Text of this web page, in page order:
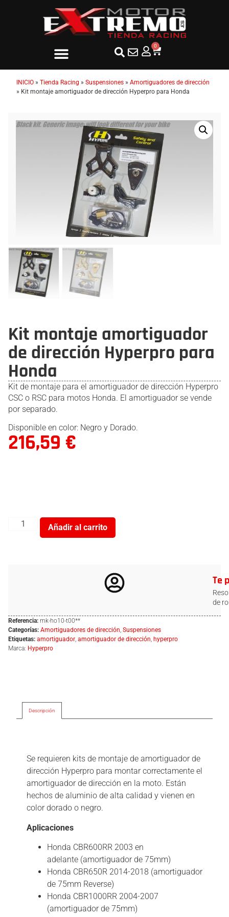
0
INICIO » Tienda Racing » Suspensiones » Amortiguadores de dirección
» Kit montaje amortiguador de dirección Hyperpro para Honda
Kit montaje amortiguador
de dirección Hyperpro para
Honda
Kit de montaje para el amortiguador de dirección Hyperpro
CSC o RSC para motos Honda. El amortiguador se vende
por separado.
Disponible en color: Negro y Dorado.
216,59 €
Añadir al carrito
Te
de
Referencia: mk-ho10-t00**
Categorías: Amortiguadores de dirección, Suspensiones
Etiquetas: amortiguador, amortiguador de dirección, hyperpro
Marca: Hyperpro
Descripción
Se requieren kits de montaje de amortiguador de
dirección Hyperpro para montar correctamente el
amortiguador de dirección en la moto. Están
hechos de aluminio de alta calidad y vienen en
color dorado o negro.
Aplicaciones
Honda CBR600RR 2003 en
adelante (amortiguador de 75mm)
Honda CBR650R 2014-2018 (amortiguador
de 75mm Reverse)
Honda CBR1000RR 2004-2007
(amortiguador de 75mm)